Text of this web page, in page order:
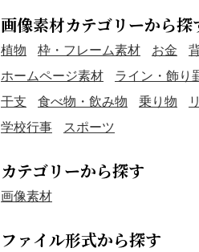
画像素材カテゴリーから探
植物 枠・フレーム素材 お金
ホームページ素材
ライン・飾り
干支
食べ物・飲み物 乗り物
学校行事
スポーツ
カテゴリーから探す
画像素材
ファイル形式から探す